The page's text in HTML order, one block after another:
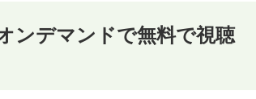
ンデマンドで無料で視聴